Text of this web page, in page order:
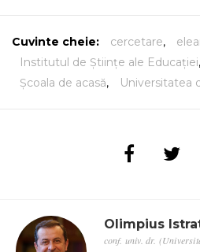
Cuvinte cheie: cercetare,
Institutul de Științe ale Educației,
Școala de acasă, Universitatea
Olimpius
conf. univ. dr.